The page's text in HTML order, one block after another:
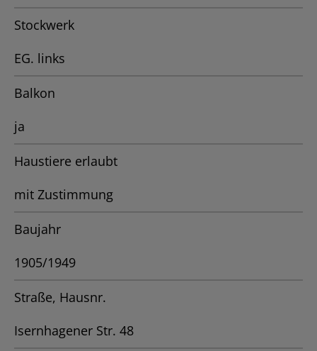
Stockwerk
EG. links
Balkon
ja
Haustiere erlaubt
mit Zustimmung
Baujahr
1905/1949
Straße, Hausnr.
Isernhagener Str. 48